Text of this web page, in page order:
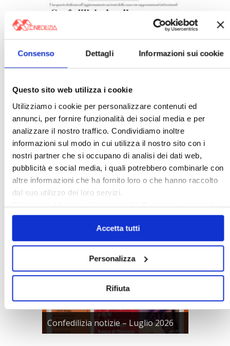
Consenso Dettagli Informazioni sui cookie
Questo sito web utilizza i cookie
Utilizziamo i cookie per personalizzare contenuti ed
annunci, per fornire funzionalità dei social media e per
analizzare il nostro traffico. Condividiamo inoltre
informazioni sul modo in cui utilizza il nostro sito con i
nostri partner che si occupano di analisi dei dati web,
pubblicità e social media, i quali potrebbero combinarle con
altre informazioni che ha fornito loro o che hanno raccolto
dal suo utilizzo dei loro servizi.
Chiudendo il banner cliccando sullaXverranno accettati
solo i cookie necessari.
Accetta tutti
Personalizza
Rifiuta
Confedilizia notizie – Luglio 2026